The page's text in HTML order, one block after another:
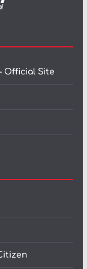
Official Site